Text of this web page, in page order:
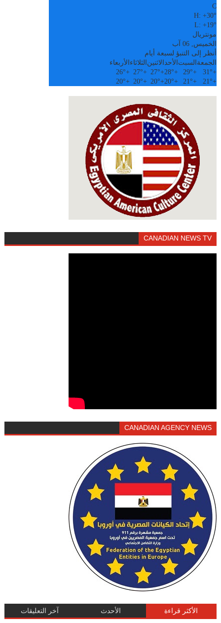
C
H:+30°
L:+19°
مونتريال
الخميس, 06 آب
أنظر إلى التنبؤ لسبعة أيام
الجمعة السبت الأحدالاثنين الثلاثاء الأربعاء
+
31°
+
29°
+
28°
+
27°
+
27°
+
26°
+
21°
+
21°
+
20°
+
20°
+
20°
+
20°
CANADIAN NEWS TV
CANADIAN AGENCY NEWS
الأكثر قراءة الأحدث آخر التعليقات